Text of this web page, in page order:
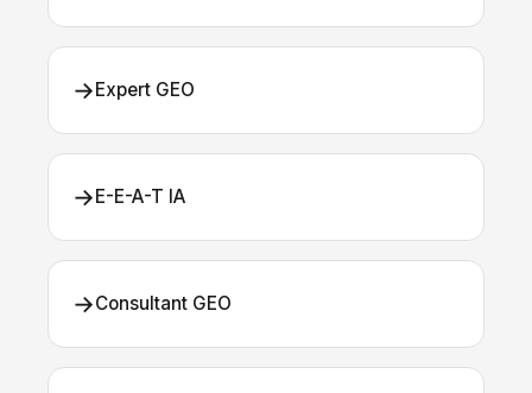
→Expert GEO
→E-E-A-T IA
→Consultant GEO